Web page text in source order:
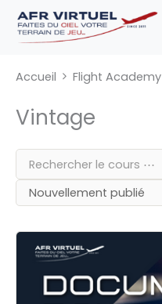
Aller
Accueil Flight Academy
Vintage